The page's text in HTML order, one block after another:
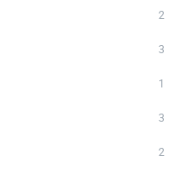
2
3
1
3
2